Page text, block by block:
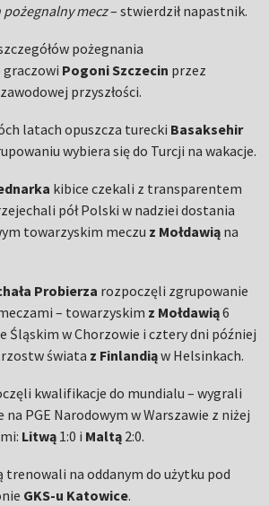
pożegnalny mecz– stwierdził napastnik.
pożegnania
Pogoni Szczecin przez
przyszłości.
latach opuszcza turecki Basaksehir
wybiera się do Turcji na wakacje.
kibice czekali z transparentem
pół Polski w nadziei dostania
towarzyskim meczu z Mołdawią na
Probierza rozpoczęli zgrupowanie
– towarzyskim z Mołdawią6
Śląskim w Chorzowie i cztery dni później
świata z Finlandiąw Helsinkach.
kwalifikacje do mundialu – wygrali
PGE Narodowym w Warszawie z niżej
Litwą 1:0 i Maltą 2:0.
trenowali na oddanym do użytku pod
GKS-u Katowice.